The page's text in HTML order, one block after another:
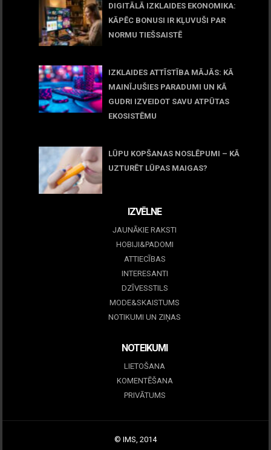
DIGITĀLĀ IZKLAIDES EKONOMIKA:
KĀPĒC BONUSI IR KĻUVUŠI PAR
NORMU TIEŠSAISTĒ
IZKLAIDES ATTĪSTĪBA MĀJĀS: KĀ
MAINĪJUŠIES PARADUMI UN KĀ
GUDRI IZVEIDOT SAVU ATPŪTAS
EKOSISTĒMU
LŪPU KOPŠANAS NOSLĒPUMI – KĀ
UZTURĒT LŪPAS MAIGAS?
IZVĒLNE
JAUNĀKIE RAKSTI
HOBIJI&PADOMI
ATTIECĪBAS
INTERESANTI
DZĪVESSTILS
MODE&SKAISTUMS
NOTIKUMI UN ZIŅAS
NOTEIKUMI
LIETOŠANA
KOMENTĒŠANA
PRIVĀTUMS
© IMS, 2014